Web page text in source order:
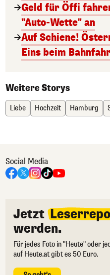
Geld für Öffi
"Auto-Wette" an
Auf Schiene!
Eins beim
Weitere Storys
Liebe Hochzeit Hamburg
Social Media
Jetzt
werden.
Für jedes Foto in "Heute" oder
auf Heute.at gibt es 50 Euro.